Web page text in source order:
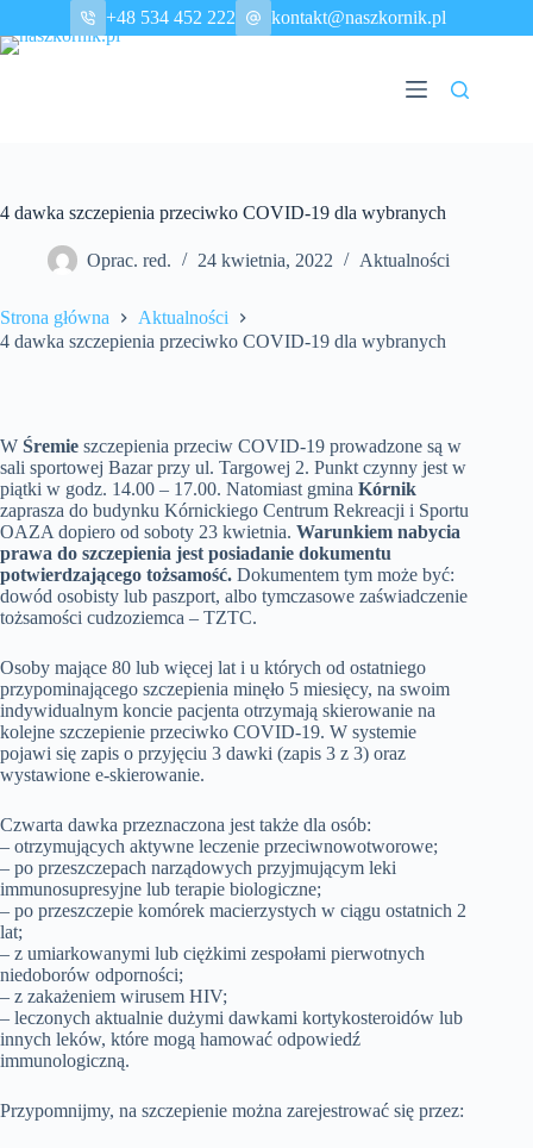
treści
+48 534 452 222 kontakt@naszkornik.pl
4 dawka szczepienia przeciwko COVID-19 dla wybranych
Oprac. red. 24 kwietnia, 2022 Aktualności
Strona główna
Aktualności
4 dawka szczepienia przeciwko COVID-19 dla wybranych
W Śremie szczepienia przeciw COVID-19 prowadzone są w
sali sportowej Bazar przy ul. Targowej 2. Punkt czynny jest w
piątki w godz. 14.00 – 17.00. Natomiast gmina Kórnik
zaprasza do budynku Kórnickiego Centrum Rekreacji i Sportu
OAZA dopiero od soboty 23 kwietnia. Warunkiem nabycia
prawa do szczepienia jest posiadanie dokumentu
potwierdzającego tożsamość. Dokumentem tym może być:
dowód osobisty lub paszport, albo tymczasowe zaświadczenie
tożsamości cudzoziemca – TZTC.
Osoby mające 80 lub więcej lat i u których od ostatniego
przypominającego szczepienia minęło 5 miesięcy, na swoim
indywidualnym koncie pacjenta otrzymają skierowanie na
kolejne szczepienie przeciwko COVID-19. W systemie
pojawi się zapis o przyjęciu 3 dawki (zapis 3 z 3) oraz
wystawione e-skierowanie.
Czwarta dawka przeznaczona jest także dla osób:
– otrzymujących aktywne leczenie przeciwnowotworowe;
– po przeszczepach narządowych przyjmującym leki
immunosupresyjne lub terapie biologiczne;
– po przeszczepie komórek macierzystych w ciągu ostatnich 2
lat;
– z umiarkowanymi lub ciężkimi zespołami pierwotnych
niedoborów odporności;
– z zakażeniem wirusem HIV;
– leczonych aktualnie dużymi dawkami kortykosteroidów lub
innych leków, które mogą hamować odpowiedź
immunologiczną.
Przypomnijmy, na szczepienie można zarejestrować się przez: